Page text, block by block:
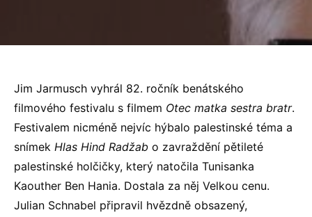
Jim Jarmusch vyhrál 82. ročník benátského
filmového festivalu s filmem Otec matka sestra bratr.
Festivalem nicméně nejvíc hýbalo palestinské téma a
snímek Hlas Hind Radžab o zavraždění pětileté
palestinské holčičky, který natočila Tunisanka
Kaouther Ben Hania. Dostala za něj Velkou cenu.
Julian Schnabel připravil hvězdně obsazený,